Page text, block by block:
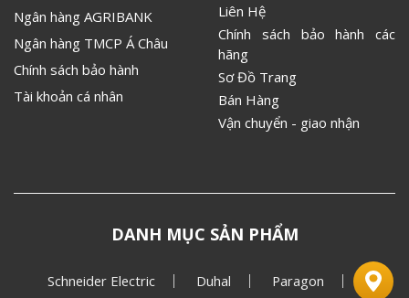
Ngân hàng AGRIBANK
Ngân hàng TMCP Á Châu
Chính sách bảo hành
Tài khoản cá nhân
Liên Hệ
Chính sách bảo hành các
hãng
Sơ Đồ Trang
Bán Hàng
Vận chuyển - giao nhận
DANH MỤC SẢN PHẨM
Schneider Electric Duhal Paragon